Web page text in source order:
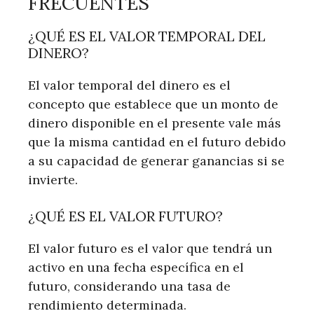
¿QUÉ ES EL VALOR TEMPORAL DEL
DINERO?
El valor temporal del dinero es el
concepto que establece que un monto de
dinero disponible en el presente vale más
que la misma cantidad en el futuro debido
a su capacidad de generar ganancias si se
invierte.
¿QUÉ ES EL VALOR FUTURO?
El valor futuro es el valor que tendrá un
activo en una fecha específica en el
futuro, considerando una tasa de
rendimiento determinada.